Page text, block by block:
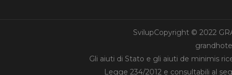
SvilupCopyright © 2022
Gli aiuti di Stato e gli aiuti de minimis
Legge 234/2012 e consultabili al